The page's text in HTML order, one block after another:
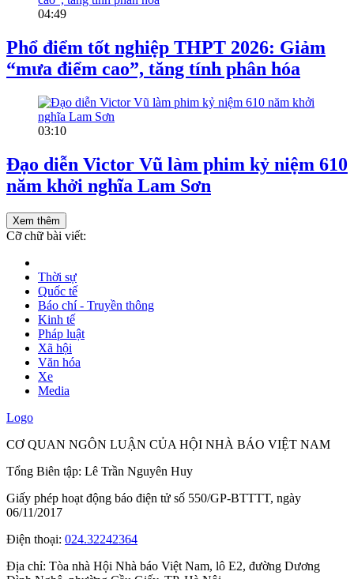
04:49
Phổ điểm tốt nghiệp THPT 2026: Giảm
“mưa điểm cao”, tăng tính phân hóa
03:10
Đạo diễn Victor Vũ làm phim kỷ niệm 610
năm khởi nghĩa Lam Sơn
Xem thêm
Cỡ chữ bài viết:
Thời sự
Quốc tế
Báo chí - Truyền thông
Kinh tế
Pháp luật
Xã hội
Văn hóa
Xe
Media
Logo
CƠ QUAN NGÔN LUẬN CỦA HỘI NHÀ BÁO VIỆT NAM
Tổng Biên tập: Lê Trần Nguyên Huy
Giấy phép hoạt động báo điện tử số 550/GP-BTTTT, ngày
06/11/2017
Điện thoại: 024.32242364
Địa chỉ: Tòa nhà Hội Nhà báo Việt Nam, lô E2, đường Dương